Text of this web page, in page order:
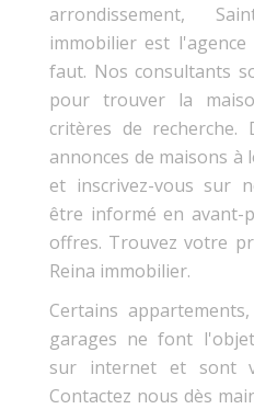
arrondissement,
immobilier est
faut. Nos consultants
pour trouver la
critères de recherche.
annonces de maisons à
et inscrivez-vous sur
être informé en avant-
offres. Trouvez votre
Reina immobilier.
Certains
garages ne font
sur internet et sont
Contactez nous dès